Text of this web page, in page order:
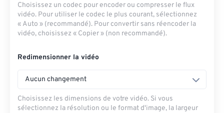
Choisissez un codec pour encoder ou compresser le flux
vidéo. Pour utiliser le codec le plus courant, sélectionnez
« Auto » (recommandé). Pour convertir sans réencoder la
vidéo, choisissez « Copier » (non recommandé).
Redimensionner la vidéo
Aucun changement
Choisissez les dimensions de votre vidéo. Si vous
sélectionnez la résolution ou le format d'image, la largeur